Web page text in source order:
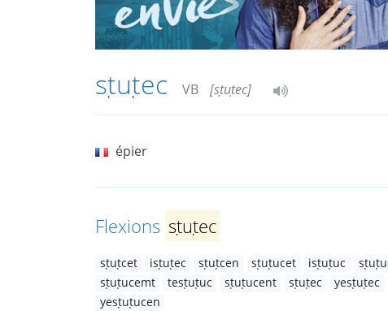
sṭuṭec VB [sṭuṭec]
épier
Flexions sṭuṭec
sṭuṭcet isṭuṭec sṭuṭcen sṭuṭucet isṭuṭuc
sṭuṭucemt
tesṭuṭuc sṭuṭucent sṭuṭec yesṭuṭec
yesṭuṭucen